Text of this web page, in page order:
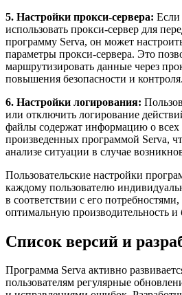
5. Настройки прокси-сервера: Если
использовать прокси-сервер для
программу Serva, он может
параметры прокси-сервера. Это
маршрутизировать данные через
повышения безопасности и контроля.
6. Настройки логирования:
или отключить логирование
файлы содержат информацию о всех
произведенных программой Serva,
анализе ситуации в случае
Пользовательские настройки
каждому пользователю
в соответствии с его
оптимальную производительность и
Список версий и
Программа Serva активно
пользователям регулярные